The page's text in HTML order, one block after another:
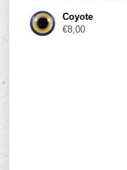
Coyote
€8,00